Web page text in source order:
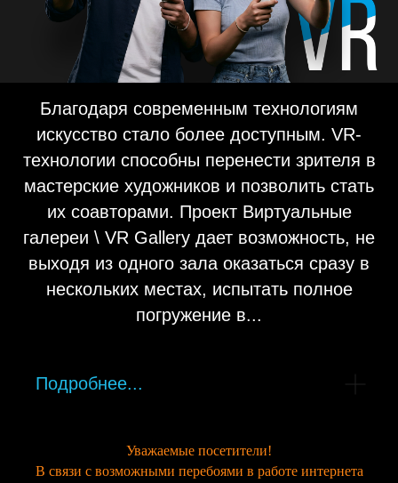
Благодаря современным технологиям
искусство стало более доступным. VR-
технологии способны перенести зрителя в
мастерские художников и позволить стать
их соавторами. Проект Виртуальные
галереи \ VR Gallery дает возможность, не
выходя из одного зала оказаться сразу в
нескольких местах, испытать полное
погружение в...
Подробнее...
Уважаемые посетители!
В связи с возможными перебоями в работе интернета